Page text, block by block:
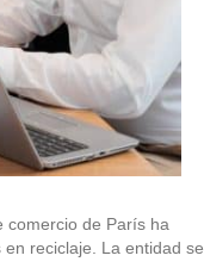
comercio de París ha
reciclaje. La entidad se